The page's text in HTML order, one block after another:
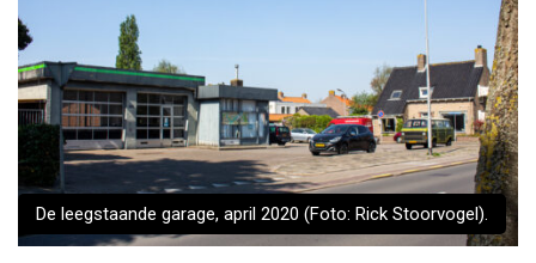
De leegstaande garage, april 2020 (Foto: Rick Stoorvogel).